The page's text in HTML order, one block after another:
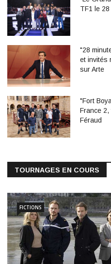
TF1 le
"28
et invités
sur Arte
"Fort
France 2,
Féraud
TOURNAGES EN COURS
FICTIONS